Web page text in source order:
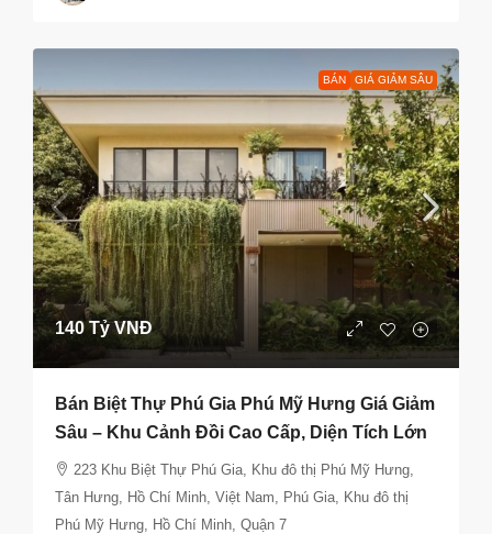
BÁN GIÁ GIẢM SÂU
140 Tỷ VNĐ
Bán Biệt Thự Phú Gia Phú Mỹ Hưng Giá Giảm
Sâu – Khu Cảnh Đồi Cao Cấp, Diện Tích Lớn
223 Khu Biệt Thự Phú Gia, Khu đô thị Phú Mỹ Hưng,
Tân Hưng, Hồ Chí Minh, Việt Nam, Phú Gia, Khu đô thị
Phú Mỹ Hưng, Hồ Chí Minh, Quận 7